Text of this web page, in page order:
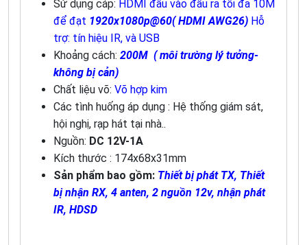
Sử dụng cáp: HDMI đầu vào đầu ra tối đa 10M
để đạt 1920x1080p@60( HDMI AWG26) Hỗ
trợ: tín hiệu IR, và USB
Khoảng cách: 200M ( môi trường lý tưởng-
không bị cản)
Chất liệu võ: Võ hợp kim
Các tình huống áp dụng : Hệ thống giám sát,
hội nghị, rạp hát tại nhà..
Nguồn: DC 12V-1A
Kích thước : 174x68x31mm
Sản phẩm bao gồm: Thiết bị phát TX, Thiết
bị nhận RX, 4 anten, 2 nguồn 12v, nhận phát
IR, HDSD